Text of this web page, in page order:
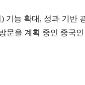
능 확대, 성과 기반
문을 계획 중인 중국